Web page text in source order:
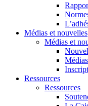
Médias et nouvelles
Médias et
Médias
Ressources
Ressources